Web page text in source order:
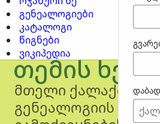
გენეალოგიები
კატალოგი
წიგნები
ვიკიპედია
თემის
მთელი ქალაქის ან
გენეალოგიის